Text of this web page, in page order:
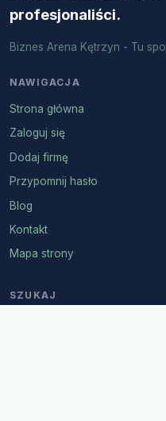
profesjonaliści.
Biznes Arena Kętrzyn - Tu
NAWIGACJA
Strona główna
Zaloguj się
Dodaj firmę
Przypomnij hasło
Blog
Kontakt
Mapa strony
SZUKAJ